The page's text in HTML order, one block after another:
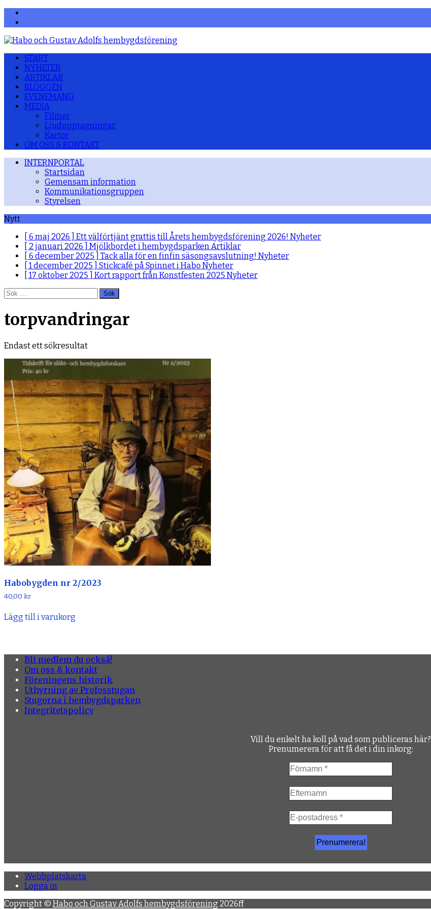
START
NYHETER
ARTIKLAR
BLOGGEN
EVENEMANG
MEDIA
Filmer
Ljudupptagningar
Kartor
OM OSS & KONTAKT
INTERNPORTAL
Startsidan
Gemensam information
Kommunikationsgruppen
Styrelsen
Nytt
[ 6 maj 2026 ] Ett välförtjänt grattis till Årets hembygdsförening 2026! Nyheter
[ 2 januari 2026 ] Mjölkbordet i hembygdsparkenArtiklar
[ 6 december 2025 ] Tack alla för en finfin säsongsavslutning! Nyheter
[ 1 december 2025 ] Stickcafé på Spinnet i Habo Nyheter
[ 17 oktober 2025 ] Kort rapport från Konstfesten 2025 Nyheter
Sök
efter:
torpvandringar
Endast ett sökresultat
Habobygden nr 2/2023
40,00 kr
Lägg till i varukorg
Bli medlem du också!
Om oss & kontakt
Föreningens historik
Uthyrning av Profosstugan
Stugorna i hembygdsparken
Integritetspolicy
Vill du enkelt ha koll på vad som publiceras här?
Prenumerera för att få det i din inkorg:
Webbplatskarta
Logga in
Copyright © Habo och Gustav Adolfs hembygdsförening 2026ff